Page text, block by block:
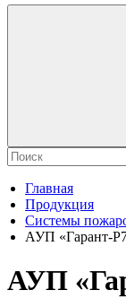
Главная
Продукция
Системы
АУП «Гарант-
АУП